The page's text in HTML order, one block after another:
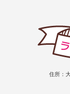
住所：